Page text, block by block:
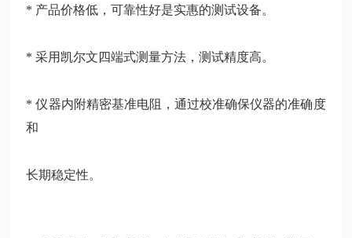
* 产品价格低，可靠性好是实惠的测试设备。
* 采用凯尔文四端式测量方法，测试精度高。
* 仪器内附精密基准电阻，通过校准确保仪器的准确度
和
长期稳定性。